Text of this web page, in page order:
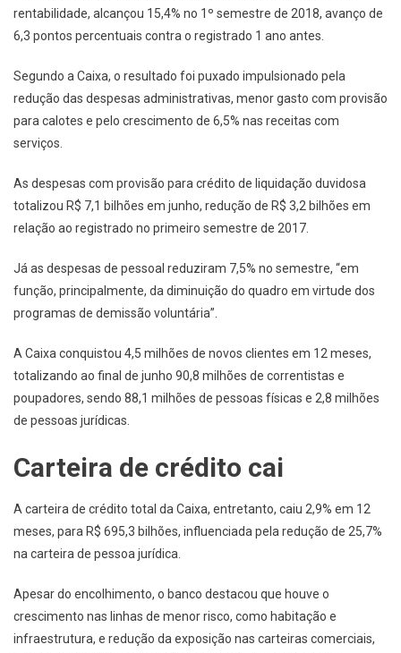
rentabilidade, alcançou 15,4% no 1º semestre de 2018, avanço de
6,3 pontos percentuais contra o registrado 1 ano antes.
Segundo a Caixa, o resultado foi puxado impulsionado pela
redução das despesas administrativas, menor gasto com provisão
para calotes e pelo crescimento de 6,5% nas receitas com
serviços.
As despesas com provisão para crédito de liquidação duvidosa
totalizou R$ 7,1 bilhões em junho, redução de R$ 3,2 bilhões em
relação ao registrado no primeiro semestre de 2017.
Já as despesas de pessoal reduziram 7,5% no semestre, “em
função, principalmente, da diminuição do quadro em virtude dos
programas de demissão voluntária”.
A Caixa conquistou 4,5 milhões de novos clientes em 12 meses,
totalizando ao final de junho 90,8 milhões de correntistas e
poupadores, sendo 88,1 milhões de pessoas físicas e 2,8 milhões
de pessoas jurídicas.
Carteira de crédito cai
A carteira de crédito total da Caixa, entretanto, caiu 2,9% em 12
meses, para R$ 695,3 bilhões, influenciada pela redução de 25,7%
na carteira de pessoa jurídica.
Apesar do encolhimento, o banco destacou que houve o
crescimento nas linhas de menor risco, como habitação e
infraestrutura, e redução da exposição nas carteiras comerciais,